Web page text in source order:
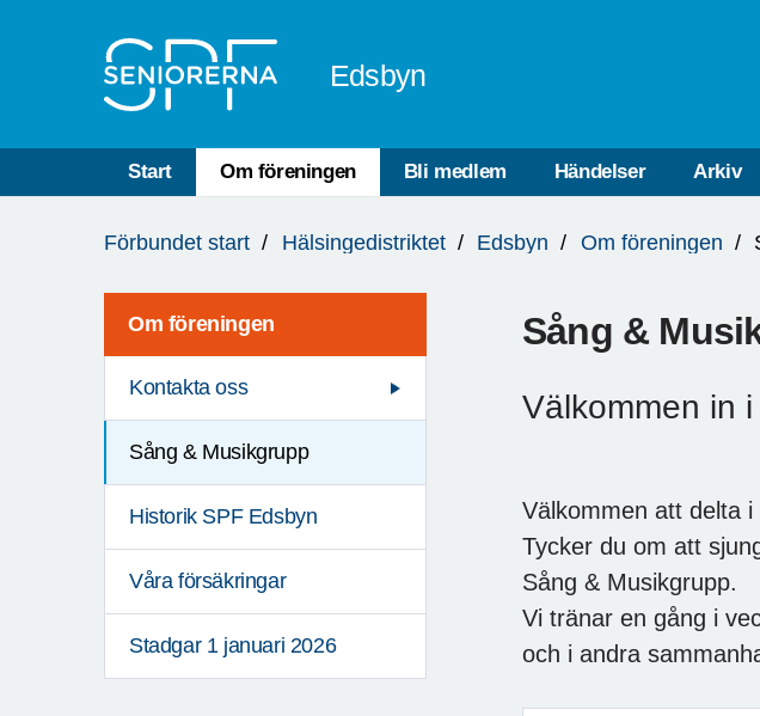
Edsbyn
Start Om föreningen Bli medlem Händelser Arkiv
är
Förbundet start Hälsingedistriktet Edsbyn Om föreningen
Om föreningen
Kontakta oss
Sång & Musikgrupp
Historik SPF Edsbyn
Våra försäkringar
Stadgar 1 januari 2026
Sång &
Välkommen in
Välkommen att delta
Tycker du om att
Sång & Musikgrupp.
Vi tränar en gång i
och i andra